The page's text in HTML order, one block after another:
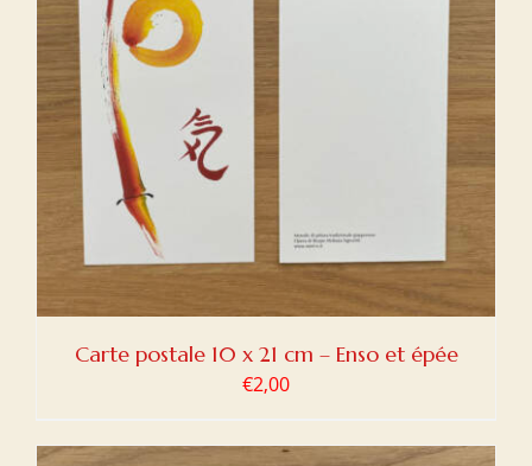
Carte postale 10 x 21 cm – Enso et épée
€2,00